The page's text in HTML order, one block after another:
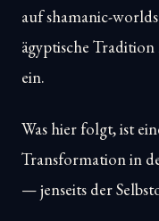
auf shamanic-
ägyptische
ein.
Was hier folgt, ist
Transformation in
— jenseits der